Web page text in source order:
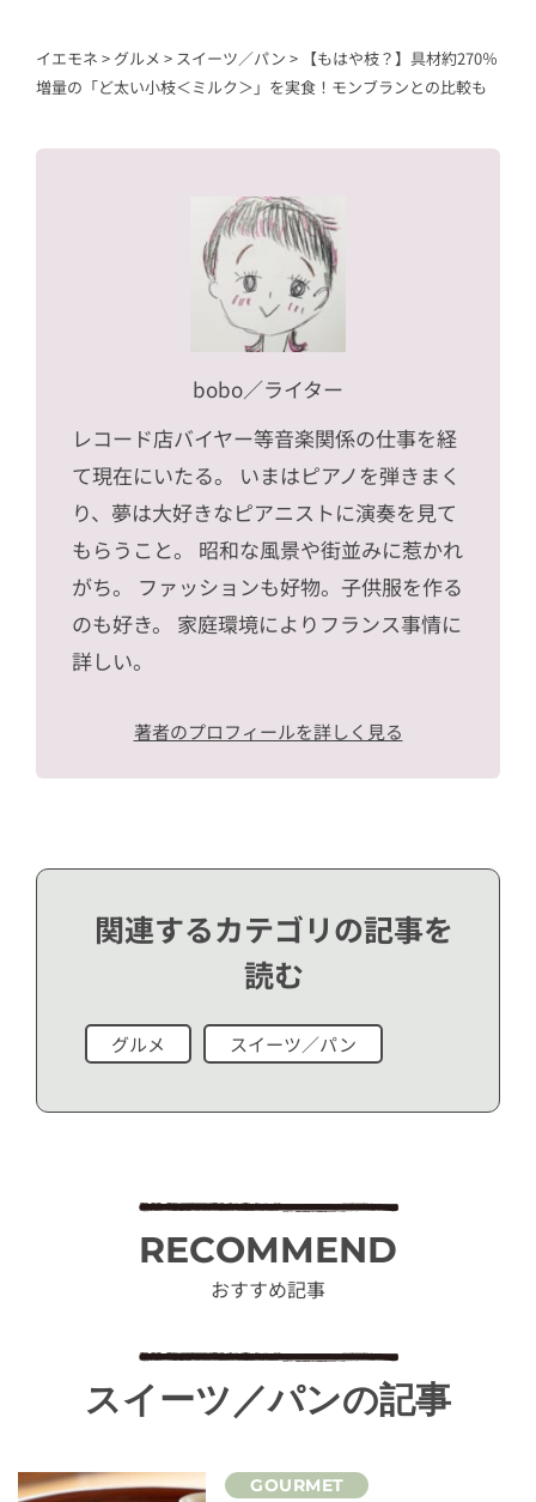
イエモネ > グルメ > スイーツ／パン > 【もはや枝？】具材約270％
増量の「ど太い小枝＜ミルク＞」を実食！モンブランとの比較も
bobo／ライター
レコード店バイヤー等音楽関係の仕事を経
て現在にいたる。 いまはピアノを弾きまく
り、夢は大好きなピアニストに演奏を見て
もらうこと。 昭和な風景や街並みに惹かれ
がち。 ファッションも好物。子供服を作る
のも好き。 家庭環境によりフランス事情に
詳しい。
著者のプロフィールを詳しく見る
関連するカテゴリの記事を
読む
グルメ スイーツ／パン
RECOMMEND
おすすめ記事
スイーツ／パンの記事